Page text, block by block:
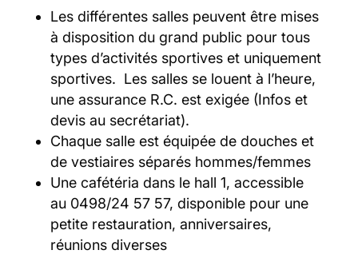
Les différentes salles peuvent être mises
à disposition du grand public pour tous
types d’activités sportives et uniquement
sportives. Les salles se louent à l’heure,
une assurance R.C. est exigée (Infos et
devis au secrétariat).
Chaque salle est équipée de douches et
de vestiaires séparés hommes/femmes
Une cafétéria dans le hall 1, accessible
au 0498/24 57 57, disponible pour une
petite restauration, anniversaires,
réunions diverses